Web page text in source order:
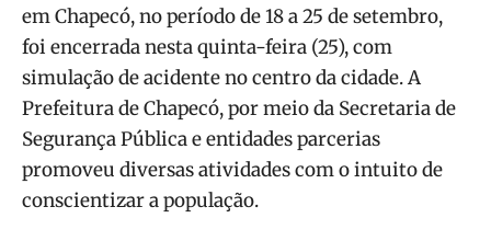
em Chapecó, no período de 18 a 25 de setembro,
foi encerrada nesta quinta-feira (25), com
simulação de acidente no centro da cidade. A
Prefeitura de Chapecó, por meio da Secretaria de
Segurança Pública e entidades parcerias
promoveu diversas atividades com o intuito de
conscientizar a população.